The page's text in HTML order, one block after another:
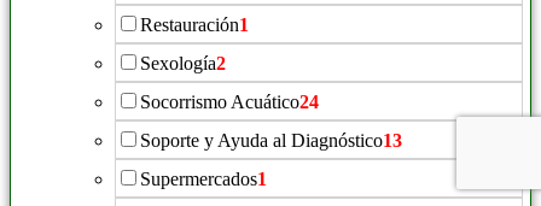
Restauración1
Sexología2
Socorrismo Acuático24
Soporte y Ayuda al Diagnóstico13
Supermercados1